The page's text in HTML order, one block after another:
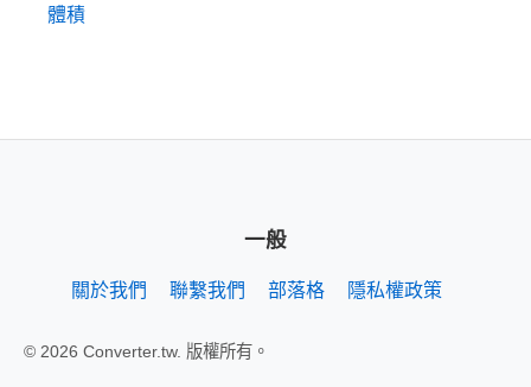
體積
一般
關於我們 聯繫我們 部落格 隱私權政策
© 2026 Converter.tw. 版權所有。